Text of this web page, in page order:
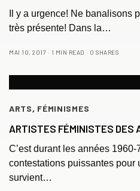
Il y a urgence! Ne banalisons
très présente! Dans la…
MAI 10, 2017 1 MIN READ 0 SHARES
ARTS, FÉMINISMES
ARTISTES FÉMINISTES DES
C’est durant les années
contestations puissantes pour
survient…